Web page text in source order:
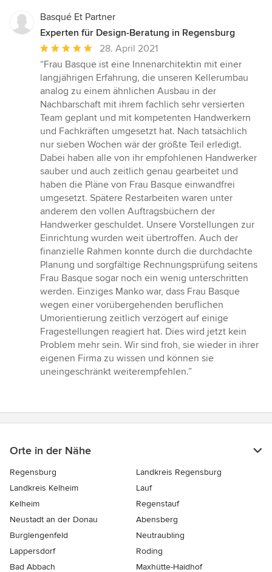
Basqué Et Partner
Experten für Design-Beratung in Regensburg
Durchschnittliche
Bewertung:
5
von
5
Sternen
28. April 2021
“Frau Basque ist eine Innenarchitektin mit einer
langjährigen Erfahrung, die unseren Kellerumbau
analog zu einem ähnlichen Ausbau in der
Nachbarschaft mit ihrem fachlich sehr versierten
Team geplant und mit kompetenten Handwerkern
und Fachkräften umgesetzt hat. Nach tatsächlich
nur sieben Wochen wär der größte Teil erledigt.
Dabei haben alle von ihr empfohlenen Handwerker
sauber und auch zeitlich genau gearbeitet und
haben die Pläne von Frau Basque einwandfrei
umgesetzt. Spätere Restarbeiten waren unter
anderem den vollen Auftragsbüchern der
Handwerker geschuldet. Unsere Vorstellungen zur
Einrichtung wurden weit übertroffen. Auch der
finanzielle Rahmen konnte durch die durchdachte
Planung und sorgfältige Rechnungsprüfung seitens
Frau Basque sogar noch ein wenig unterschritten
werden. Einziges Manko war, dass Frau Basque
wegen einer vorübergehenden beruflichen
Umorientierung zeitlich verzögert auf einige
Fragestellungen reagiert hat. Dies wird jetzt kein
Problem mehr sein. Wir sind froh, sie wieder in ihrer
eigenen Firma zu wissen und können sie
uneingeschränkt weiterempfehlen.”
Orte in der Nähe
Regensburg
Landkreis Regensburg
Landkreis Kelheim
Lauf
Kelheim
Regenstauf
Neustadt an der Donau
Abensberg
Burglengenfeld
Neutraubling
Lappersdorf
Roding
Bad Abbach
Maxhütte-Haidhof